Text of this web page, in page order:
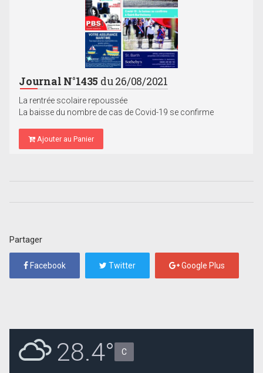
Journal N°1435 du 26/08/2021
La rentrée scolaire repoussée
La baisse du nombre de cas de Covid-19 se confirme
Ajouter au Panier
Partager
Facebook Twitter Google Plus
28.4° C